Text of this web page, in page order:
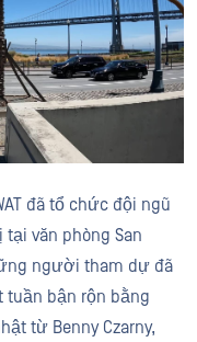
đã tổ chức đội ngũ
tại văn phòng San
người tham dự đã
tuần bận rộn bằng
từ Benny Czarny,